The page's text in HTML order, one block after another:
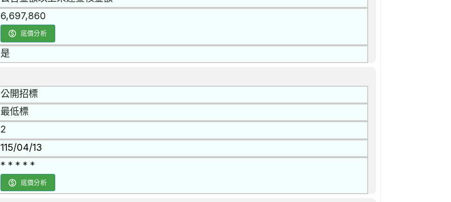
6,697,860
底價分析
是
公開招標
最低標
2
115/04/13
* * * * *
底價分析